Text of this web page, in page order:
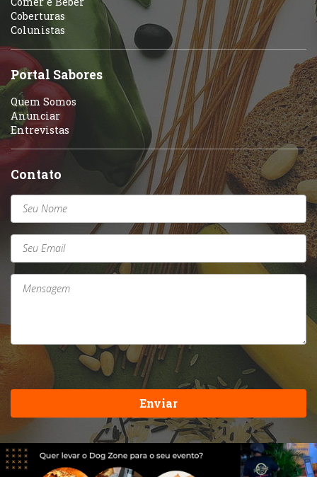
Coberturas
Colunistas
Portal Sabores
Quem Somos
Anunciar
Entrevistas
Contato
Enviar